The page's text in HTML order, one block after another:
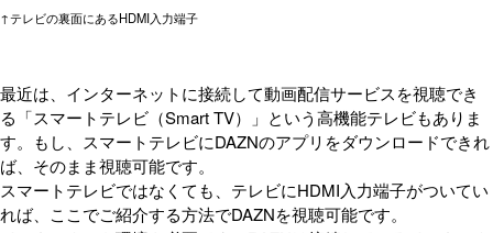
↑テレビの裏面にあるHDMI入力端子
最近は、インターネットに接続して動画配信サービスを視聴でき
る「スマートテレビ（Smart TV）」という高機能テレビもありま
す。もし、スマートテレビにDAZNのアプリをダウンロードできれ
ば、そのまま視聴可能です。
スマートテレビではなくても、テレビにHDMI入力端子がついてい
れば、ここでご紹介する方法でDAZNを視聴可能です。